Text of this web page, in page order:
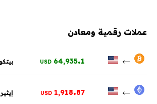
عملات رقمية ومعادن
←
64,935.1
USD
←
1,918.87
USD